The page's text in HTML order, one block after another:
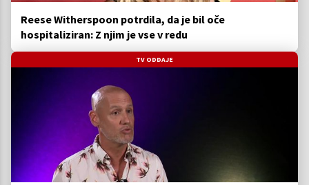
Reese Witherspoon potrdila, da je bil oče
hospitaliziran: Z njim je vse v redu
TV ODDAJE